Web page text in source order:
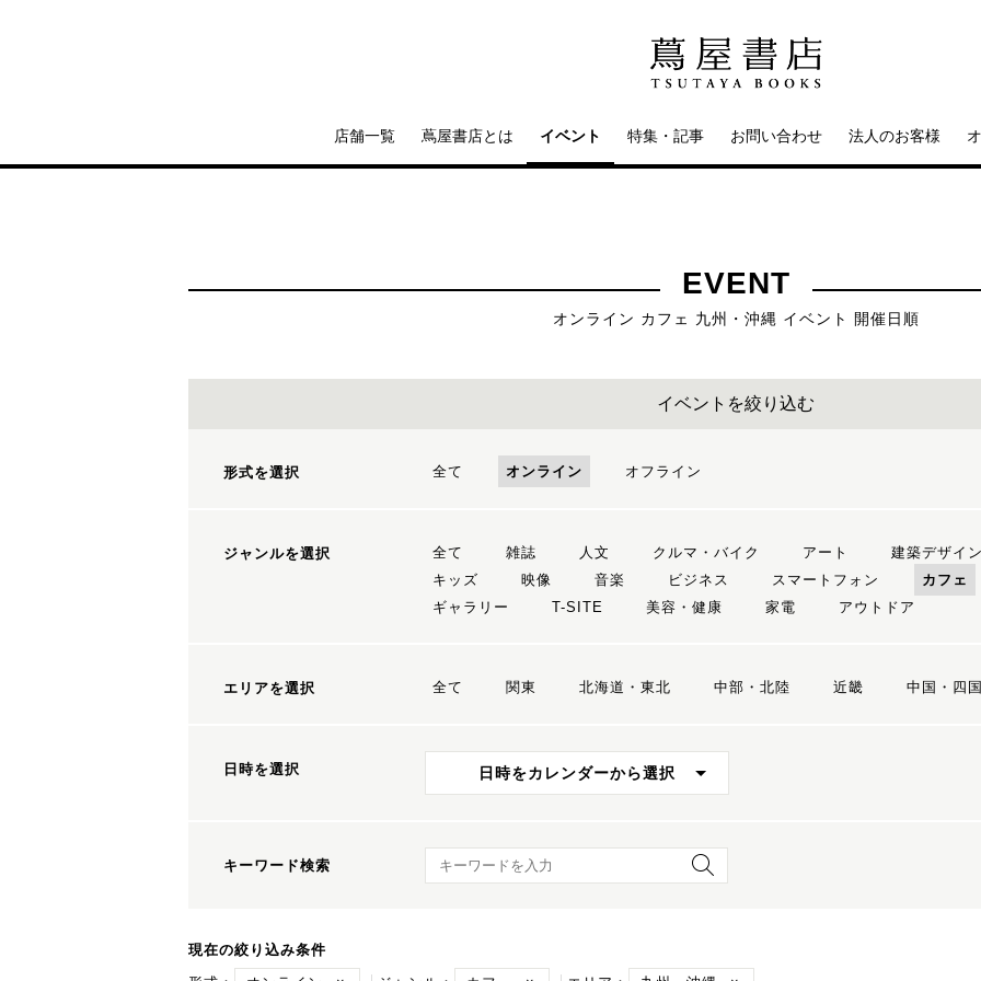
店舗一覧 蔦屋書店とは イベント 特集・記事 お問い合わせ 法人のお客様
EVENT
オンライン カフェ 九州・沖縄 イベント 開催日順
イベントを絞り込む
形式を選択 全て オンライン オフライン
ジャンルを選択 全て 雑誌 人文 クルマ・バイク アート 建築デザイン
キッズ
映像 音楽 ビジネス スマートフォン カフェ
ギャラリー
T-SITE 美容・健康 家電 アウトドア
エリアを選択 全て 関東 北海道・東北 中部・北陸 近畿 中国・四国
日時を選択 日時をカレンダーから選択
キーワード検索 キーワード検索
現在の絞り込み条件